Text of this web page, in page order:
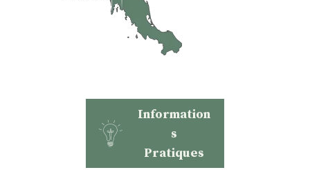
Information
s
Pratiques